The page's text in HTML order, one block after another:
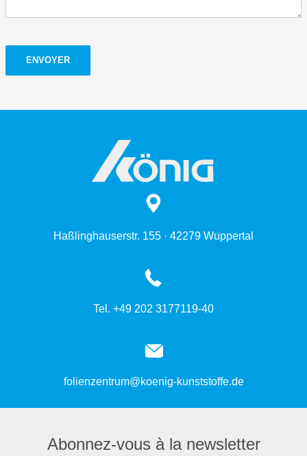
ENVOYER
Haßlinghauserstr. 155 · 42279 Wuppertal
Tel. +49 202 3177119-40
folienzentrum@koenig-kunststoffe.de
Abonnez-vous à la newsletter